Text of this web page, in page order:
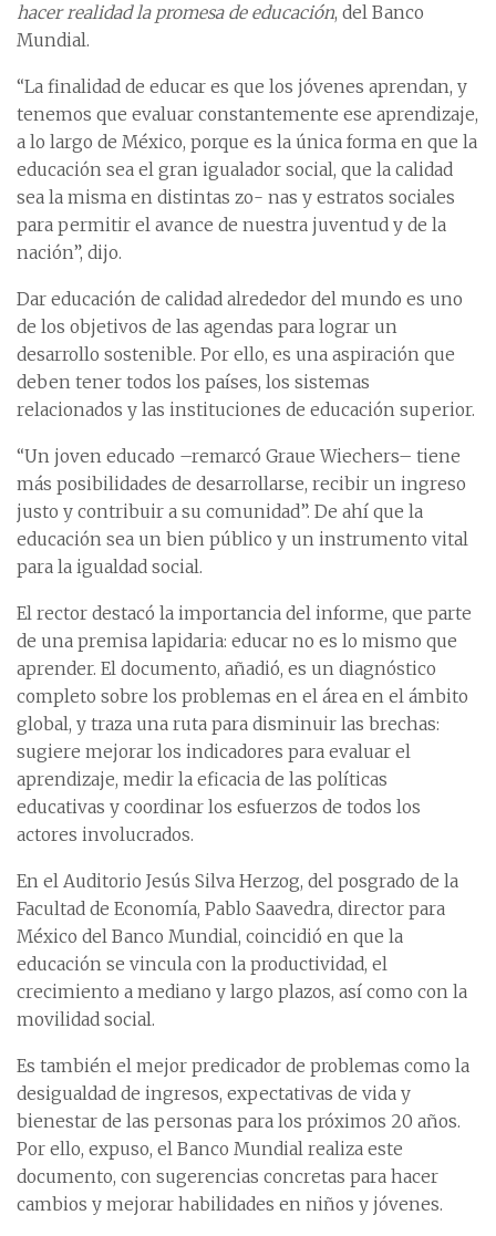
hacer realidad la promesa de educación, del Banco
Mundial.
“La finalidad de educar es que los jóvenes aprendan, y
tenemos que evaluar constantemente ese aprendizaje,
a lo largo de México, porque es la única forma en que la
educación sea el gran igualador social, que la calidad
sea la misma en distintas zo- nas y estratos sociales
para permitir el avance de nuestra juventud y de la
nación”, dijo.
Dar educación de calidad alrededor del mundo es uno
de los objetivos de las agendas para lograr un
desarrollo sostenible. Por ello, es una aspiración que
deben tener todos los países, los sistemas
relacionados y las instituciones de educación superior.
“Un joven educado –remarcó Graue Wiechers– tiene
más posibilidades de desarrollarse, recibir un ingreso
justo y contribuir a su comunidad”. De ahí que la
educación sea un bien público y un instrumento vital
para la igualdad social.
El rector destacó la importancia del informe, que parte
de una premisa lapidaria: educar no es lo mismo que
aprender. El documento, añadió, es un diagnóstico
completo sobre los problemas en el área en el ámbito
global, y traza una ruta para disminuir las brechas:
sugiere mejorar los indicadores para evaluar el
aprendizaje, medir la eficacia de las políticas
educativas y coordinar los esfuerzos de todos los
actores involucrados.
En el Auditorio Jesús Silva Herzog, del posgrado de la
Facultad de Economía, Pablo Saavedra, director para
México del Banco Mundial, coincidió en que la
educación se vincula con la productividad, el
crecimiento a mediano y largo plazos, así como con la
movilidad social.
Es también el mejor predicador de problemas como la
desigualdad de ingresos, expectativas de vida y
bienestar de las personas para los próximos 20 años.
Por ello, expuso, el Banco Mundial realiza este
documento, con sugerencias concretas para hacer
cambios y mejorar habilidades en niños y jóvenes.